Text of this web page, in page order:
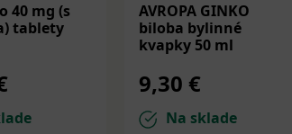
40 mg (s
tablety
AVROPA GINKO
biloba bylinné
kvapky 50 ml
9,30 €
Na sklade